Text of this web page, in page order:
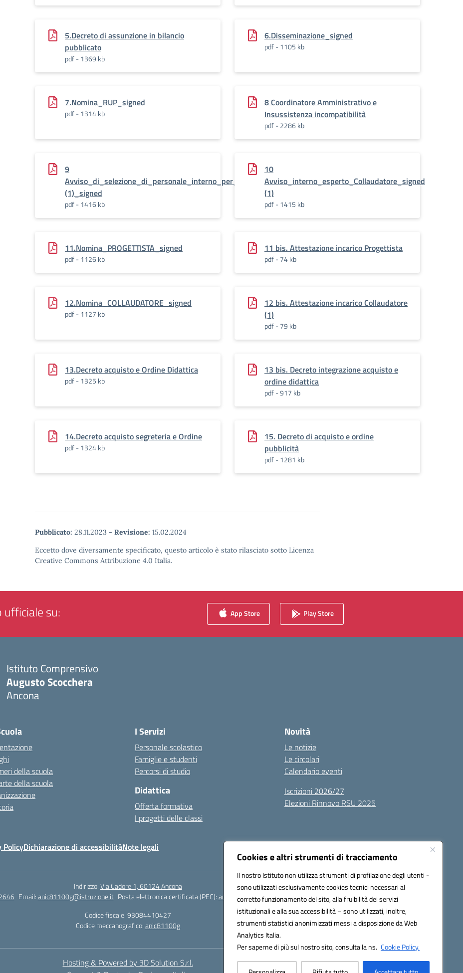
Cookies e altri strumenti di tracciamento
Il nostro Istituto non utilizza strumenti di profilazione degli utenti -
sono utilizzati esclusivamente cookies tecnici necessari al
corretto funzionamento del sito, alla fruibilità dei servizi
istituzionali e alla sua accessibilità – sono utilizzati, inoltre,
strumenti statistici anonimizzati messi a disposizione da Web
Analytics Italia.
Per saperne di più sul nostro sito, consulta la ns. Cookie Policy.
5.Decreto di assunzione in bilancio
pubblicato
pdf - 1369 kb
6.Disseminazione_signed
pdf - 1105 kb
7.Nomina_RUP_signed
pdf - 1314 kb
8 Coordinatore Amministrativo e
Insussistenza incompatibilità
pdf - 2286 kb
9
Avviso_di_selezione_di_personale_interno_per_il_reclutamento_di_esperto_PROGETTISTA
(1)_signed
pdf - 1416 kb
10
Avviso_interno_esperto_Collaudatore_signed
(1)
pdf - 1415 kb
11.Nomina_PROGETTISTA_signed
pdf - 1126 kb
11 bis. Attestazione incarico Progettista
pdf - 74 kb
12.Nomina_COLLAUDATORE_signed
pdf - 1127 kb
12 bis. Attestazione incarico Collaudatore
(1)
pdf - 79 kb
13.Decreto acquisto e Ordine Didattica
pdf - 1325 kb
13 bis. Decreto integrazione acquisto e
ordine didattica
pdf - 917 kb
14.Decreto acquisto segreteria e Ordine
pdf - 1324 kb
15. Decreto di acquisto e ordine
pubblicità
pdf - 1281 kb
Pubblicato: 28.11.2023 - Revisione: 15.02.2024
Eccetto dove diversamente specificato, questo articolo è stato rilasciato sotto Licenza
Creative Commons Attribuzione 4.0 Italia.
ufficiale su: App Store Play Store
Istituto Comprensivo
Augusto Scocchera
Ancona
della scuola
della scuola
I Servizi
Personale scolastico
Famiglie e studenti
Percorsi di studio
Didattica
Offerta formativa
I progetti delle classi
Novità
Le notizie
Le circolari
Calendario eventi
Iscrizioni 2026/27
Elezioni Rinnovo RSU 2025
PolicyDichiarazione di accessibilitàNote legali
Indirizzo:Via Cadore 1, 60124 Ancona
Email:anic81100g@istruzione.it Posta elettronica certificata (PEC):anic81100g@pec.istruzione.it
Codice fiscale: 93084410427
Codice meccanografico:anic81100g
Hosting & Powered by 3D Solution S.r.l.